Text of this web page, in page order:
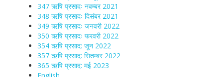
347 ऋषि प्रसादः नवम्बर 2021
348 ऋषि प्रसादः दिसंबर 2021
349 ऋषि प्रसादः जनवरी 2022
350 ऋषि प्रसादः फरवरी 2022
354 ऋषि प्रसाद: जून 2022
357 ऋषि प्रसाद: सितम्बर 2022
365 ऋषि प्रसाद: मई 2023